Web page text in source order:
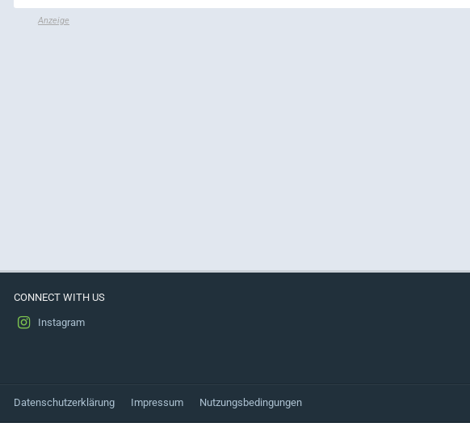
CONNECT WITH US
Instagram
Datenschutzerklärung Impressum Nutzungsbedingungen